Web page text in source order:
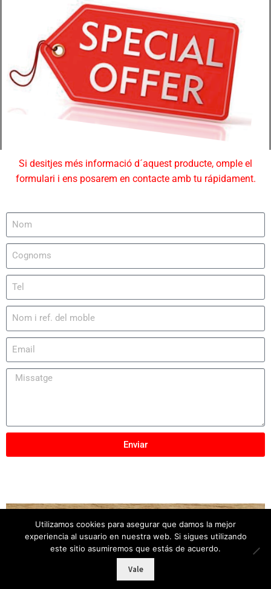
Si desitjes més informació d´aquest producte, omple el
formulari i ens posarem en contacte amb tu rápidament.
Enviar
Copyright © 2025 Mobles Elber – Tots els drets
reservats
Utilizamos cookies para asegurar que damos la mejor
experiencia al usuario en nuestra web. Si sigues utilizando
este sitio asumiremos que estás de acuerdo.
Vale